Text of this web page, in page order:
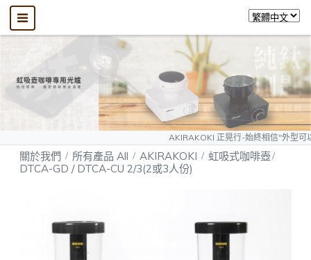
AKIRAKOKI 正晃行-始終相信"外型
關於我們 所有產品 All AKIRAKOKI
虹吸式咖啡壺
DTCA-GD / DTCA-CU 2/3(2或3人份)